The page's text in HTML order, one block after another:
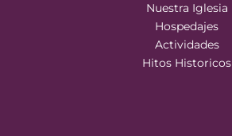
Nuestra Iglesia
Hospedajes
Actividades
Hitos Historicos